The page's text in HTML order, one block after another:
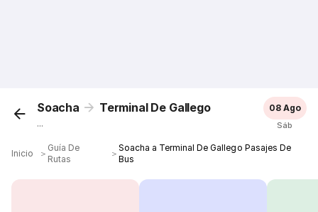
Soacha Terminal De Gallego
...
08 Ago
Sáb
Inicio ＞
Guía De
Rutas
＞
Soacha a Terminal De Gallego Pasajes De
Bus